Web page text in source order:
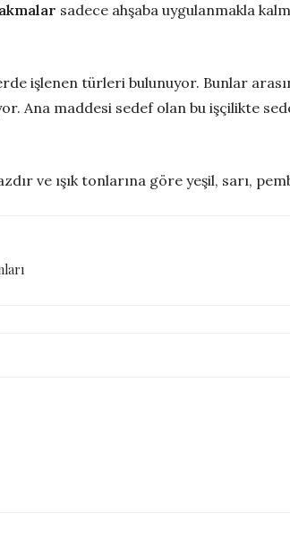
sadece ahşaba uygulanmakla
işlenen türleri bulunuyor. Bunlar
Ana maddesi sedef olan bu işçilikte
ve ışık tonlarına göre yeşil, sarı,